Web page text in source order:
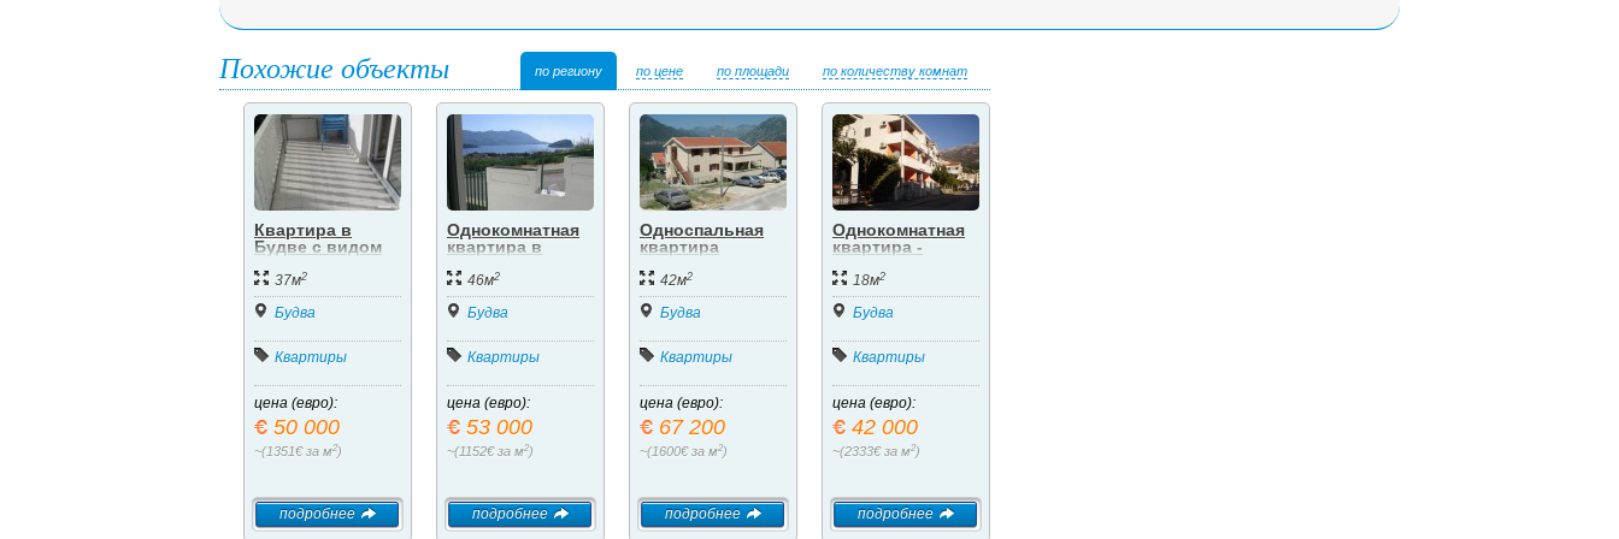
Похожие объекты по региону по цене по площади по количеству комнат
Квартира в
Будве с видом
37м2
Будва
Квартиры
цена (евро):
50 000
~(1351€ за м2)
подробнее
Однокомнатная
квартира в
на море.
46м2
Будва
Квартиры
цена (евро):
53 000
~(1152€ за м2)
подробнее
Односпальная
квартира
42м2
Будва
Квартиры
цена (евро):
67 200
~(1600€ за м2)
подробнее
Однокомнатная
квартира -
18м2
Будва
Квартиры
цена (евро):
42 000
~(2333€ за м2)
подробнее